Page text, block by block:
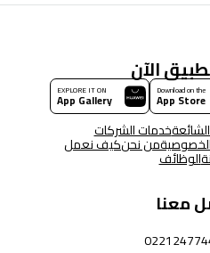
الآن
Download on the
App Store
EXPLORE IT ON
App Gallery
خدمات الشركات
من نحنكيف نعمل
الوظائف
معنا